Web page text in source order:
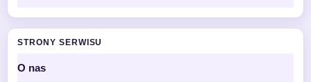
STRONY SERWISU
O nas